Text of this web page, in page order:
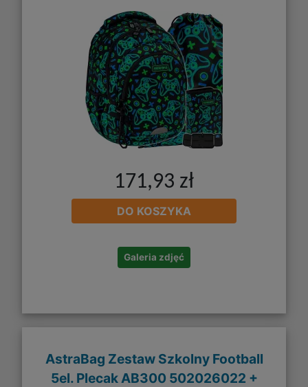
171,93 zł
DO KOSZYKA
Galeria zdjęć
AstraBag Zestaw Szkolny Football
5el. Plecak AB300 502026022 +